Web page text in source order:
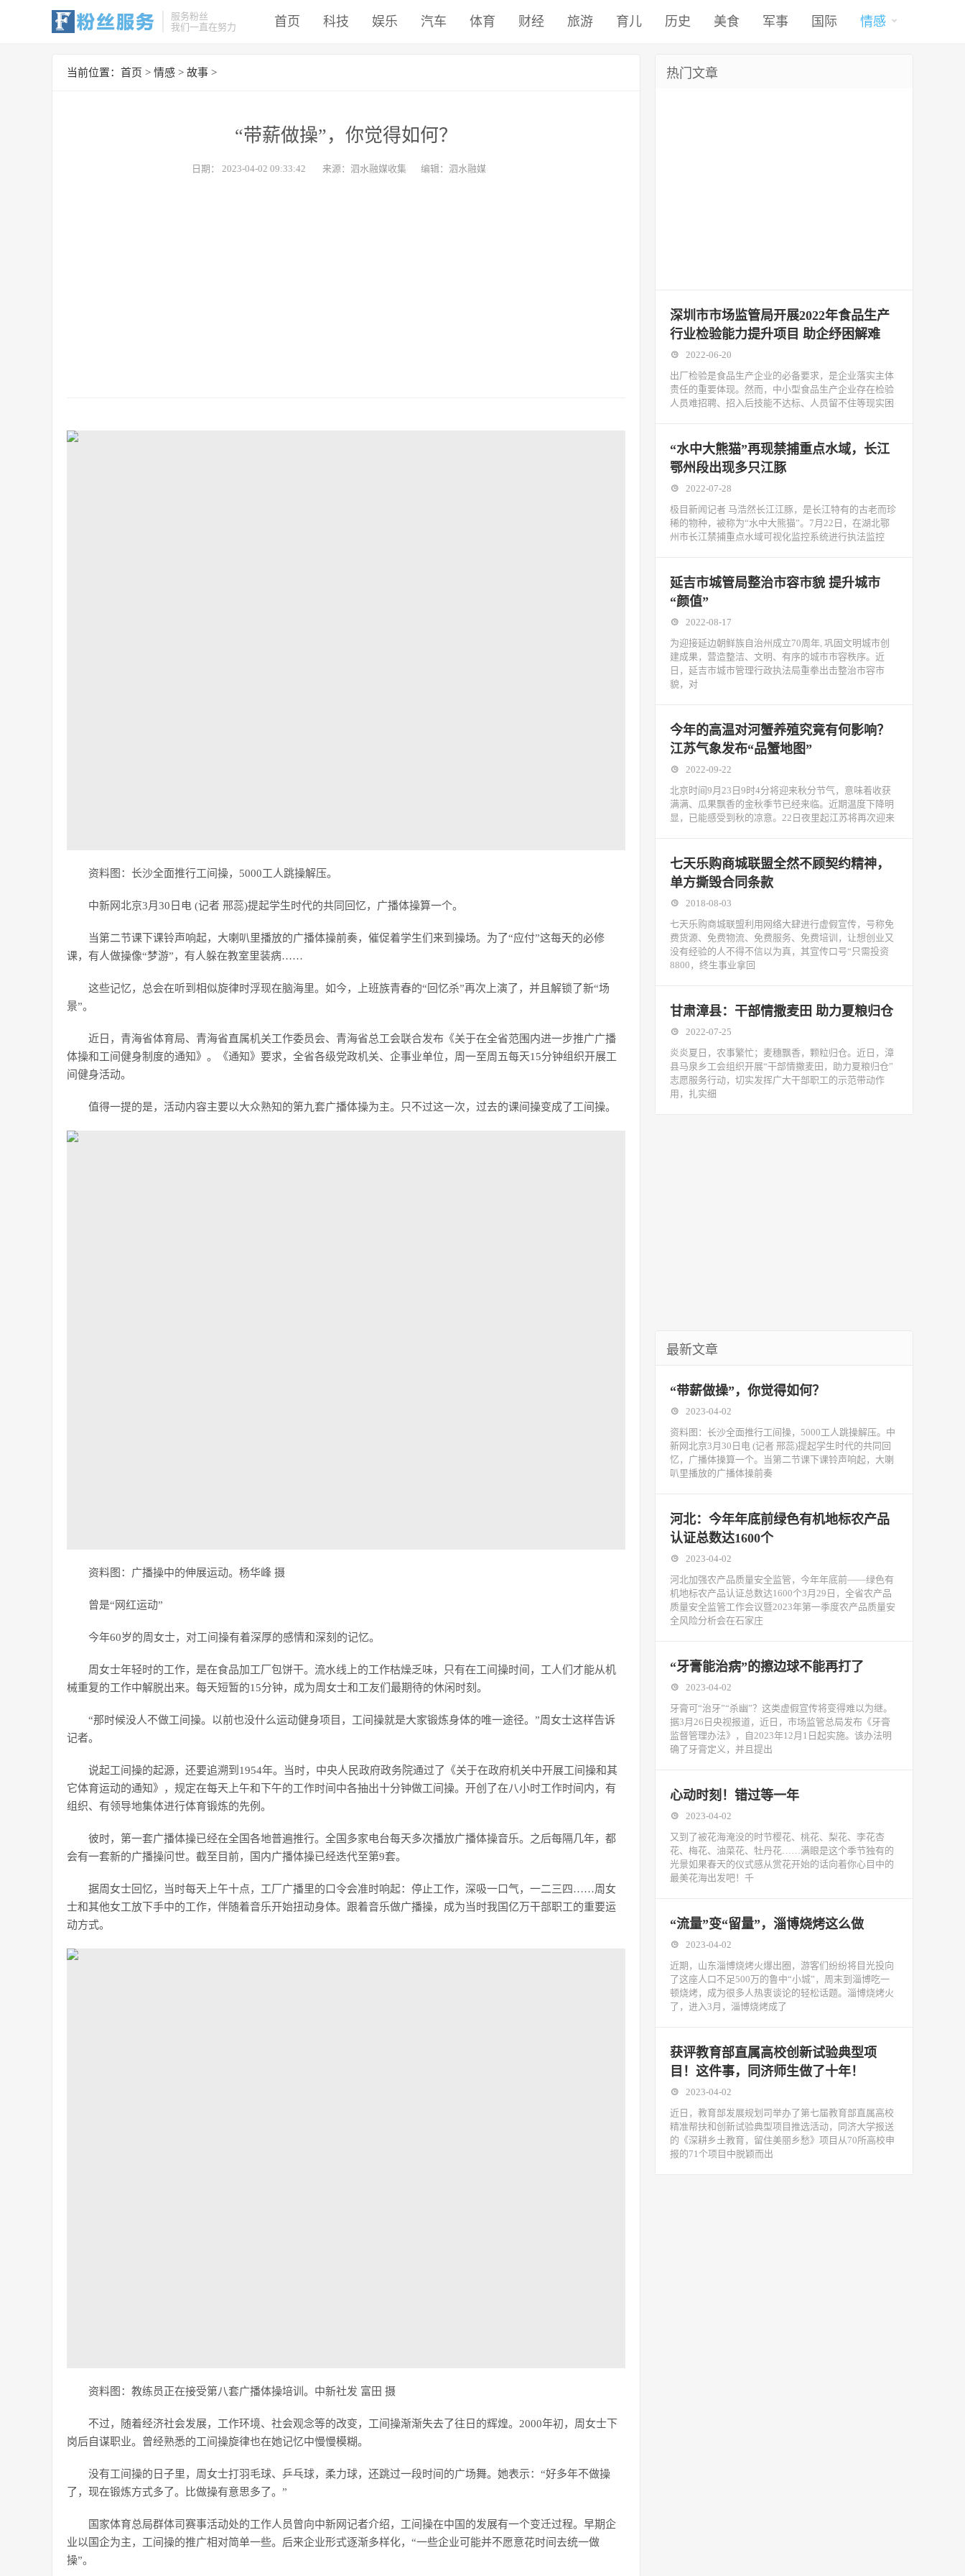
服务粉丝
我们一直在努力
首页 科技 娱乐 汽车 体育 财经 旅游 育儿 历史 美食 军事 国际 情感
当前位置： 首页 > 情感 > 故事 >
“带薪做操”，你觉得如何？
日期： 2023-04-02 09:33:42 来源：泗水融媒收集 编辑：泗水融媒
资料图：长沙全面推行工间操，5000工人跳操解压。
中新网北京3月30日电 (记者 邢蕊)提起学生时代的共同回忆，广播体操算一个。
当第二节课下课铃声响起，大喇叭里播放的广播体操前奏，催促着学生们来到操场。为了“应付”这每天的必修
课，有人做操像“梦游”，有人躲在教室里装病……
这些记忆，总会在听到相似旋律时浮现在脑海里。如今，上班族青春的“回忆杀”再次上演了，并且解锁了新“场
景”。
近日，青海省体育局、青海省直属机关工作委员会、青海省总工会联合发布《关于在全省范围内进一步推广广播
体操和工间健身制度的通知》。《通知》要求，全省各级党政机关、企事业单位，周一至周五每天15分钟组织开展工
间健身活动。
值得一提的是，活动内容主要以大众熟知的第九套广播体操为主。只不过这一次，过去的课间操变成了工间操。
资料图：广播操中的伸展运动。杨华峰 摄
曾是“网红运动”
今年60岁的周女士，对工间操有着深厚的感情和深刻的记忆。
周女士年轻时的工作，是在食品加工厂包饼干。流水线上的工作枯燥乏味，只有在工间操时间，工人们才能从机
械重复的工作中解脱出来。每天短暂的15分钟，成为周女士和工友们最期待的休闲时刻。
“那时候没人不做工间操。以前也没什么运动健身项目，工间操就是大家锻炼身体的唯一途径。”周女士这样告诉
记者。
说起工间操的起源，还要追溯到1954年。当时，中央人民政府政务院通过了《关于在政府机关中开展工间操和其
它体育运动的通知》，规定在每天上午和下午的工作时间中各抽出十分钟做工间操。开创了在八小时工作时间内，有
组织、有领导地集体进行体育锻炼的先例。
彼时，第一套广播体操已经在全国各地普遍推行。全国多家电台每天多次播放广播体操音乐。之后每隔几年，都
会有一套新的广播操问世。截至目前，国内广播体操已经迭代至第9套。
据周女士回忆，当时每天上午十点，工厂广播里的口令会准时响起：停止工作，深吸一口气，一二三四……周女
士和其他女工放下手中的工作，伴随着音乐开始扭动身体。跟着音乐做广播操，成为当时我国亿万干部职工的重要运
动方式。
资料图：教练员正在接受第八套广播体操培训。中新社发 富田 摄
不过，随着经济社会发展，工作环境、社会观念等的改变，工间操渐渐失去了往日的辉煌。2000年初，周女士下
岗后自谋职业。曾经熟悉的工间操旋律也在她记忆中慢慢模糊。
没有工间操的日子里，周女士打羽毛球、乒乓球，柔力球，还跳过一段时间的广场舞。她表示：“好多年不做操
了，现在锻炼方式多了。比做操有意思多了。”
国家体育总局群体司赛事活动处的工作人员曾向中新网记者介绍，工间操在中国的发展有一个变迁过程。早期企
业以国企为主，工间操的推广相对简单一些。后来企业形式逐渐多样化，“一些企业可能并不愿意花时间去统一做
操”。
热门文章
深圳市市场监管局开展2022年食品生产
行业检验能力提升项目 助企纾困解难
2022-06-20
出厂检验是食品生产企业的必备要求，是企业落实主体
责任的重要体现。然而，中小型食品生产企业存在检验
人员难招聘、招入后技能不达标、人员留不住等现实困
“水中大熊猫”再现禁捕重点水域，长江
鄂州段出现多只江豚
2022-07-28
极目新闻记者 马浩然长江江豚，是长江特有的古老而珍
稀的物种，被称为“水中大熊猫”。7月22日，在湖北鄂
州市长江禁捕重点水域可视化监控系统进行执法监控
延吉市城管局整治市容市貌 提升城市
“颜值”
2022-08-17
为迎接延边朝鲜族自治州成立70周年, 巩固文明城市创
建成果，营造整洁、文明、有序的城市市容秩序。近
日，延吉市城市管理行政执法局重拳出击整治市容市
貌，对
今年的高温对河蟹养殖究竟有何影响？
江苏气象发布“品蟹地图”
2022-09-22
北京时间9月23日9时4分将迎来秋分节气，意味着收获
满满、瓜果飘香的金秋季节已经来临。近期温度下降明
显，已能感受到秋的凉意。22日夜里起江苏将再次迎来
七天乐购商城联盟全然不顾契约精神，
单方撕毁合同条款
2018-08-03
七天乐购商城联盟利用网络大肆进行虚假宣传，号称免
费货源、免费物流、免费服务、免费培训，让想创业又
没有经验的人不得不信以为真，其宣传口号“只需投资
8800，终生事业拿回
甘肃漳县：干部情撒麦田 助力夏粮归仓
2022-07-25
炎炎夏日，农事繁忙；麦穗飘香，颗粒归仓。近日，漳
县马泉乡工会组织开展“干部情撒麦田，助力夏粮归仓”
志愿服务行动，切实发挥广大干部职工的示范带动作
用，扎实细
最新文章
“带薪做操”，你觉得如何？
2023-04-02
资料图：长沙全面推行工间操，5000工人跳操解压。中
新网北京3月30日电 (记者 邢蕊)提起学生时代的共同回
忆，广播体操算一个。当第二节课下课铃声响起，大喇
叭里播放的广播体操前奏
河北：今年年底前绿色有机地标农产品
认证总数达1600个
2023-04-02
河北加强农产品质量安全监管，今年年底前——绿色有
机地标农产品认证总数达1600个3月29日，全省农产品
质量安全监管工作会议暨2023年第一季度农产品质量安
全风险分析会在石家庄
“牙膏能治病”的擦边球不能再打了
2023-04-02
牙膏可“治牙”“杀幽”？这类虚假宣传将变得难以为继。
据3月26日央视报道，近日，市场监管总局发布《牙膏
监督管理办法》，自2023年12月1日起实施。该办法明
确了牙膏定义，并且提出
心动时刻！错过等一年
2023-04-02
又到了被花海淹没的时节樱花、桃花、梨花、李花杏
花、梅花、油菜花、牡丹花……满眼是这个季节独有的
光景如果春天的仪式感从赏花开始的话向着你心目中的
最美花海出发吧！千
“流量”变“留量”，淄博烧烤这么做
2023-04-02
近期，山东淄博烧烤火爆出圈，游客们纷纷将目光投向
了这座人口不足500万的鲁中“小城”，周末到淄博吃一
顿烧烤，成为很多人热衷谈论的轻松话题。淄博烧烤火
了，进入3月，淄博烧烤成了
获评教育部直属高校创新试验典型项
目！这件事，同济师生做了十年！
2023-04-02
近日，教育部发展规划司举办了第七届教育部直属高校
精准帮扶和创新试验典型项目推选活动，同济大学报送
的《深耕乡土教育，留住美丽乡愁》项目从70所高校申
报的71个项目中脱颖而出